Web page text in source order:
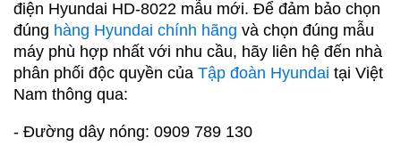
điện Hyundai HD-8022 mẫu mới. Để đảm bảo chọn
đúng hàng Hyundai chính hãng và chọn đúng mẫu
máy phù hợp nhất với nhu cầu, hãy liên hệ đến nhà
phân phối độc quyền của Tập đoàn Hyundai tại Việt
Nam thông qua:
- Đường dây nóng: 0909 789 130